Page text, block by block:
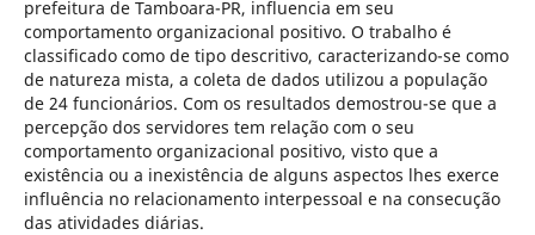
prefeitura de Tamboara-PR, influencia em seu
comportamento organizacional positivo. O trabalho é
classificado como de tipo descritivo, caracterizando-se como
de natureza mista, a coleta de dados utilizou a população
de 24 funcionários. Com os resultados demostrou-se que a
percepção dos servidores tem relação com o seu
comportamento organizacional positivo, visto que a
existência ou a inexistência de alguns aspectos lhes exerce
influência no relacionamento interpessoal e na consecução
das atividades diárias.